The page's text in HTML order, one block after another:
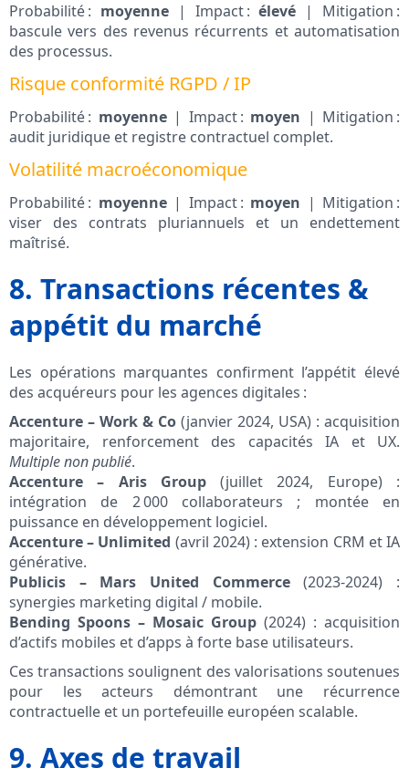
Probabilité : moyenne| Impact :élevé | Mitigation :
bascule vers des revenus récurrents et automatisation
des processus.
Risque conformité RGPD / IP
Probabilité : moyenne| Impact : moyen | Mitigation :
audit juridique et registre contractuel complet.
Volatilité macroéconomique
Probabilité : moyenne| Impact : moyen | Mitigation :
viser des contrats pluriannuels et un endettement
maîtrisé.
8. Transactions récentes &
appétit du marché
Les opérations marquantes confirment l’appétit élevé
des acquéreurs pour les agences digitales :
Accenture – Work & Co (janvier 2024, USA) : acquisition
majoritaire, renforcement des capacités IA et UX.
Multiple non publié.
Accenture – Aris Group(juillet 2024, Europe) :
intégration de 2 000 collaborateurs ; montée en
puissance en développement logiciel.
Accenture – Unlimited (avril 2024) : extension CRM et IA
générative.
Publicis – Mars United Commerce(2023‑2024) :
synergies marketing digital / mobile.
Bending Spoons – Mosaic Group (2024) : acquisition
d’actifs mobiles et d’apps à forte base utilisateurs.
Ces transactions soulignent des valorisations soutenues
pour les acteurs démontrant une récurrence
contractuelle et un portefeuille européen scalable.
9. Axes de travail